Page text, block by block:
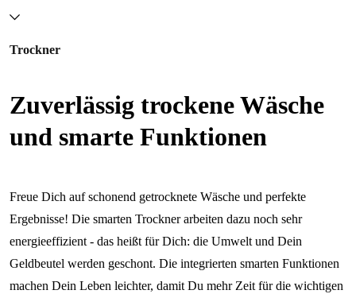
Trockner
Zuverlässig trockene Wäsche
und smarte Funktionen
Freue Dich auf schonend getrocknete Wäsche und perfekte
Ergebnisse! Die smarten Trockner arbeiten dazu noch sehr
energieeffizient - das heißt für Dich: die Umwelt und Dein
Geldbeutel werden geschont. Die integrierten smarten Funktionen
machen Dein Leben leichter, damit Du mehr Zeit für die wichtigen